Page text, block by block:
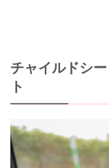
チャイルドシ
ト